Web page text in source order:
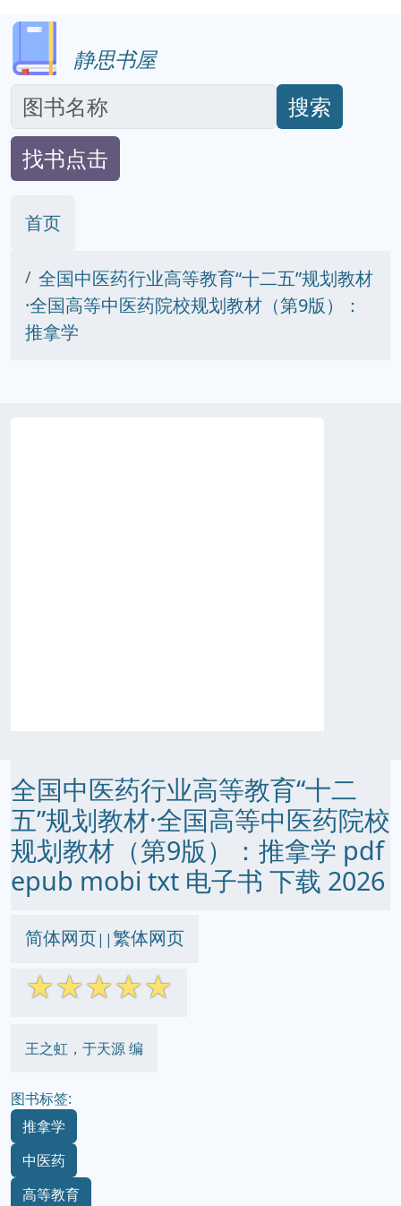
静思书屋
搜索
找书点击
首页
全国中医药行业高等教育“十二五”规划教材
·全国高等中医药院校规划教材（第9版）：
推拿学
全国中医药行业高等教育“十二
五”规划教材·全国高等中医药院校
规划教材（第9版）：推拿学 pdf
epub mobi txt 电子书 下载 2026
简体网页||繁体网页
☆☆☆☆☆
王之虹，于天源 编
图书标签:
推拿学
中医药
高等教育